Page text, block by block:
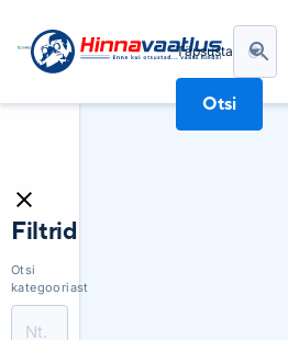
Täpsusta
Otsi
Filtrid
Otsi
kategooriast